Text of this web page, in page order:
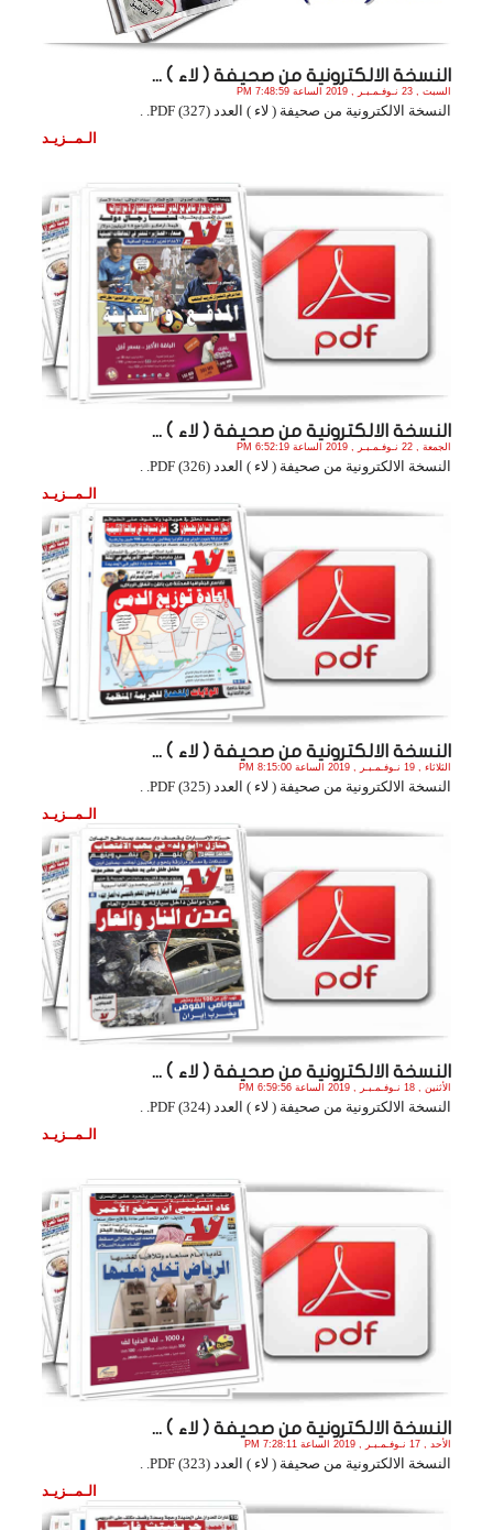
النسخة الالكترونية من صحيفة ( لاء ) ...
السبت , 23 نـوفـمـبـر , 2019 الساعة 7:48:59 PM
النسخة الالكترونية من صحيفة ( لاء ) العدد (327) PDF. .
الـمــزيـد
النسخة الالكترونية من صحيفة ( لاء ) ...
الجمعة , 22 نـوفـمـبـر , 2019 الساعة 6:52:19 PM
النسخة الالكترونية من صحيفة ( لاء ) العدد (326) PDF. .
الـمــزيـد
النسخة الالكترونية من صحيفة ( لاء ) ...
الثلاثاء , 19 نـوفـمـبـر , 2019 الساعة 8:15:00 PM
النسخة الالكترونية من صحيفة ( لاء ) العدد (325) PDF. .
الـمــزيـد
النسخة الالكترونية من صحيفة ( لاء ) ...
الأثنين , 18 نـوفـمـبـر , 2019 الساعة 6:59:56 PM
النسخة الالكترونية من صحيفة ( لاء ) العدد (324) PDF. .
الـمــزيـد
النسخة الالكترونية من صحيفة ( لاء ) ...
الأحد , 17 نـوفـمـبـر , 2019 الساعة 7:28:11 PM
النسخة الالكترونية من صحيفة ( لاء ) العدد (323) PDF. .
الـمــزيـد